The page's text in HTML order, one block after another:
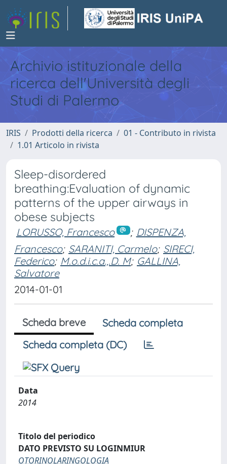
Archivio istituzionale della
ricerca dell'Università degli
Studi di Palermo
IRIS Prodotti della ricerca
01 - Contributo in rivista
1.01 Articolo in rivista
Sleep-disordered
breathing:Evaluation of dynamic
patterns of the upper airways in
obese subjects
LORUSSO, Francesco ; DISPENZA,
Francesco; SARANITI, Carmelo; SIRECI,
Federico; M.o.d.i.c.a.,.D. M; GALLINA,
Salvatore
2014-01-01
Scheda breve
Scheda completa
Scheda completa (DC)
Data
2014
Titolo del periodico
DATO PREVISTO SU LOGINMIUR
OTORINOLARINGOLOGIA